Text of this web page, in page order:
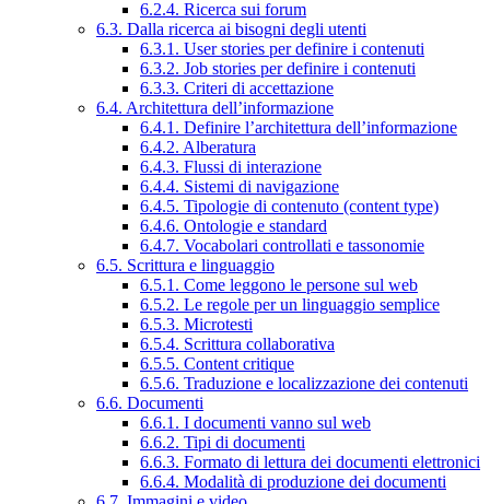
6.2.4. Ricerca sui forum
6.3. Dalla ricerca ai bisogni degli utenti
6.3.1. User stories per definire i contenuti
6.3.2. Job stories per definire i contenuti
6.3.3. Criteri di accettazione
6.4. Architettura dell’informazione
6.4.1. Definire l’architettura dell’informazione
6.4.2. Alberatura
6.4.3. Flussi di interazione
6.4.4. Sistemi di navigazione
6.4.5. Tipologie di contenuto (content type)
6.4.6. Ontologie e standard
6.4.7. Vocabolari controllati e tassonomie
6.5. Scrittura e linguaggio
6.5.1. Come leggono le persone sul web
6.5.2. Le regole per un linguaggio semplice
6.5.3. Microtesti
6.5.4. Scrittura collaborativa
6.5.5. Content critique
6.5.6. Traduzione e localizzazione dei contenuti
6.6. Documenti
6.6.1. I documenti vanno sul web
6.6.2. Tipi di documenti
6.6.3. Formato di lettura dei documenti elettronici
6.6.4. Modalità di produzione dei documenti